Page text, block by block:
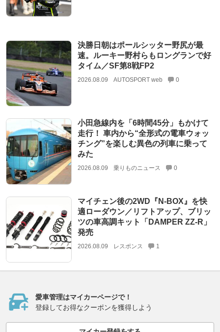
決勝日朝はポールシッター野尻が最
速。ルーキー野村らもロングランで好
タイム／SF第8戦FP2
2026.08.09 AUTOSPORT web 0
小田急線内を「6時間45分」もかけて
走行！ 車内から“全形式の電車ウォッ
チング”を楽しむ異色の列車に乗って
みた
2026.08.09 乗りものニュース 0
マイチェン後の2WD『N-BOX』を快
適ローダウン／リフトアップ、ブリッ
ツの車高調キット「DAMPER ZZ-R」
発売
2026.08.09 レスポンス 1
愛車管理はマイカーページで！
登録してお得なクーポンを獲得しよう